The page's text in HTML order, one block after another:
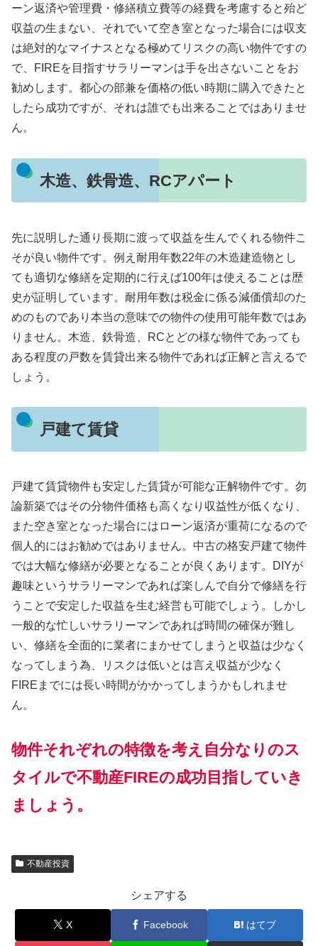
ーン返済や管理費・修繕積立費等の経費を考慮すると殆ど
収益の生まない、それでいて空き室となった場合には収支
は絶対的なマイナスとなる極めてリスクの高い物件ですの
で、FIREを目指すサラリーマンは手を出さないことをお
勧めします。都心の部兼を価格の低い時期に購入できたと
したら成功ですが、それは誰でも出来ることではありませ
ん。
木造、鉄骨造、RCアパート
先に説明した通り長期に渡って収益を生んでくれる物件こ
そが良い物件です。例え耐用年数22年の木造建造物とし
ても適切な修繕を定期的に行えば100年は使えることは歴
史が証明しています。耐用年数は税金に係る減価償却のた
めのものであり本当の意味での物件の使用可能年数ではあ
りません。木造、鉄骨造、RCとどの様な物件であっても
ある程度の戸数を賃貸出来る物件であれば正解と言えるで
しょう。
戸建て賃貸
戸建て賃貸物件も安定した賃貸が可能な正解物件です。勿
論新築ではその分物件価格も高くなり収益性が低くなり、
また空き室となった場合にはローン返済が重荷になるので
個人的にはお勧めではありません。中古の格安戸建て物件
では大幅な修繕が必要となることが良くあります。DIYが
趣味というサラリーマンであれば楽しんで自分で修繕を行
うことで安定した収益を生む経営も可能でしょう。しかし
一般的な忙しいサラリーマンであれば時間の確保が難し
い、修繕を全面的に業者にまかせてしまうと収益は少なく
なってしまう為、リスクは低いとは言え収益が少なく
FIREまでには長い時間がかかってしまうかもしれませ
ん。
物件それぞれの特徴を考え自分なりのス
タイルで不動産FIREの成功目指していき
ましょう。
不動産投資
シェアする
X Facebook はてブ